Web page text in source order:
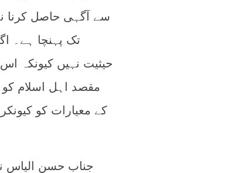
سے آگہی حاصل کرنا
تک پہنچا ہے۔
حیثیت نہیں کیونکہ
مقصد اہل اسلام کو
کے معیارات کو
جناب حسن الیاس